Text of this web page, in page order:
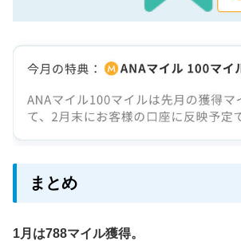
まとめ
1月は788マイル獲得。